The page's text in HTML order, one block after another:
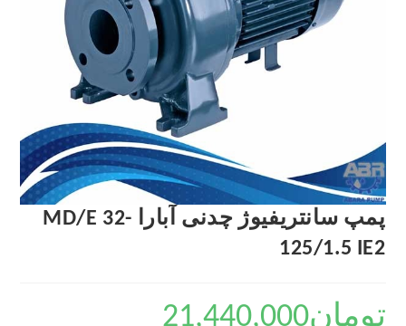
پمپ سانتریفیوژ چدنی آبارا MD/E 32-
125/1.5 IE2
تومان21,440,000